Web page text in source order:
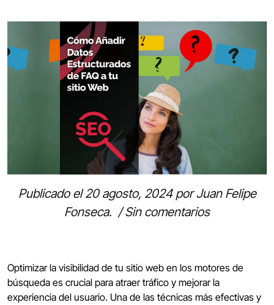
Publicado el20 agosto, 2024porJuan Felipe
Fonseca. /Sin comentarios
Optimizar la visibilidad de tu sitio web en los motores de
búsqueda es crucial para atraer tráfico y mejorar la
experiencia del usuario. Una de las técnicas más efectivas y